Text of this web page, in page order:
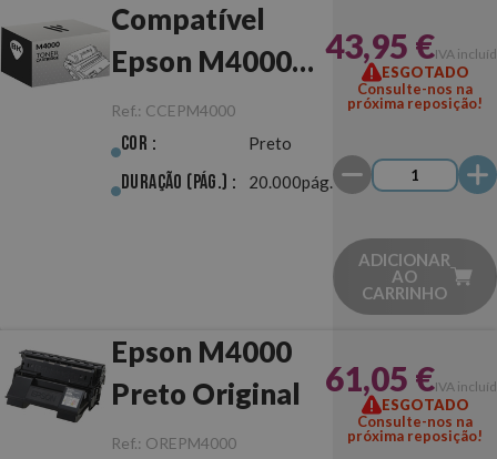
Compatível
Epson M4000
Preto
Ref.: CCEPM4000
Cor : Preto
Duração (pág.) : 20.000pág.
43,95 €IVA
ESGOTADO
Consulte-nos na
próxima reposição!
ADICIONAR
AO
CARRINHO
Epson M4000
Preto Original
Ref.: OREPM4000
61,05 €IVA
ESGOTADO
Consulte-nos na
próxima reposição!